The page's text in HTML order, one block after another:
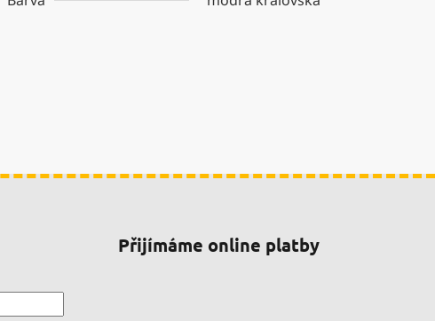
Přijímáme online platby